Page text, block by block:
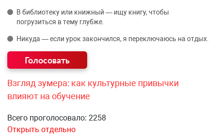
В библиотеку или книжный — ищу книгу, чтобы
погрузиться в тему глубже.
Никуда — если урок закончился, я переключаюсь на отдых.
Взгляд зумера: как культурные привычки
влияют на обучение
Всего проголосовало: 2258
Открыть отдельно